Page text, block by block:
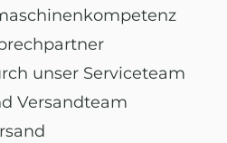
unser Serviceteam
Versandteam